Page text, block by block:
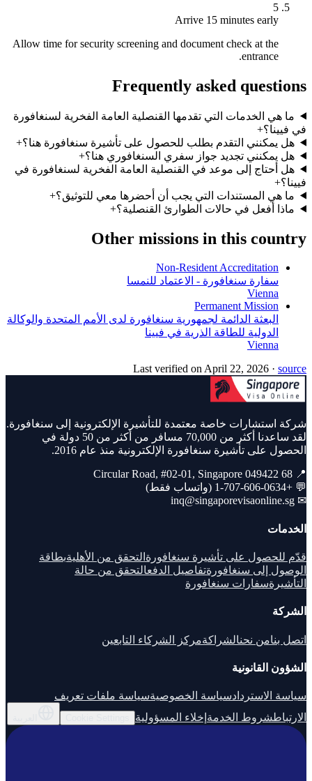
5
Arrive 15 minutes early
Allow time for security screening and document check at the
entrance.
Frequently asked questions
ما هي الخدمات التي تقدمها القنصلية العامة الفخرية لسنغافورة
في فيينا؟+
هل يمكنني التقدم بطلب للحصول على تأشيرة سنغافورة هنا؟+
هل يمكنني تجديد جواز سفري السنغافوري هنا؟+
هل أحتاج إلى موعد في القنصلية العامة الفخرية لسنغافورة في
فيينا؟+
ما هي المستندات التي يجب أن أحضرها معي للتوثيق؟+
ماذا أفعل في حالات الطوارئ القنصلية؟+
Other missions in this country
Non-Resident Accreditation
سفارة سنغافورة - الاعتماد للنمسا
Vienna
Permanent Mission
البعثة الدائمة لجمهورية سنغافورة لدى الأمم المتحدة والوكالة
الدولية للطاقة الذرية في فيينا
Vienna
Last verified onApril 22, 2026 · source
شركة استشارات خاصة معتمدة للتأشيرة الإلكترونية إلى سنغافورة.
لقد ساعدنا أكثر من 70,000 مسافر من أكثر من 50 دولة في
الحصول على تأشيرة سنغافورة الإلكترونية منذ عام 2016.
📍 68 Circular Road, #02-01, Singapore 049422
💬 +1-707-606-0634 (واتساب فقط)
✉
inq@singaporevisaonline.sg
الخدمات
قدّم للحصول على تأشيرة سنغافورة التحقق من الأهليةبطاقة
الوصول إلى سنغافورةتفاصيل الدفعالتحقق من حالة
التأشيرةسفارات سنغافورة
الشركة
اتصل بنامن نحنالشراكةمركز الشركاء التابعين
الشؤون القانونية
سياسة الاستردادسياسة الخصوصيةسياسة ملفات تعريف
الارتباطشروط الخدمة إخلاء المسؤولية